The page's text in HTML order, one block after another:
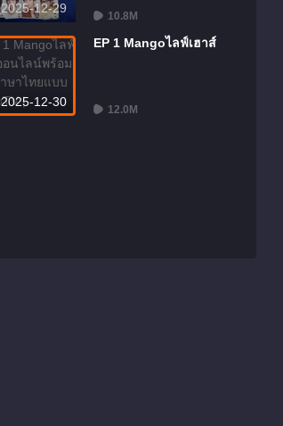
2025-12-29
10.8M
2025-12-30
EP 1 Mangoไลฟ์เฮาส์
12.0M